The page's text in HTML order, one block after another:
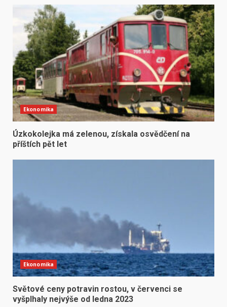
Ekonomika
Úzkokolejka má zelenou, získala osvědčení na
příštích pět let
Ekonomika
Světové ceny potravin rostou, v červenci se
vyšplhaly nejvýše od ledna 2023